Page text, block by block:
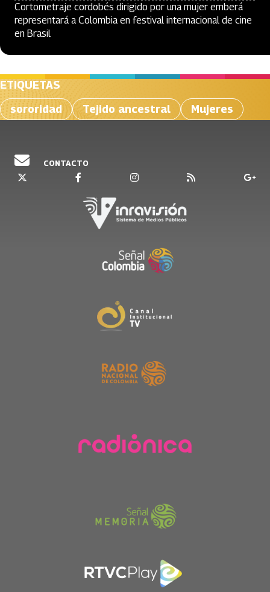
Cortometraje cordobés dirigido por una mujer emberá
representará a Colombia en festival internacional de cine
en Brasil
ETIQUETAS
sororidad
Tejido ancestral Mujeres
CONTACTO